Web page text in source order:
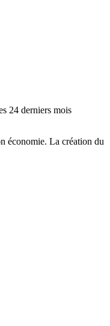
24 derniers mois
économie. La création du